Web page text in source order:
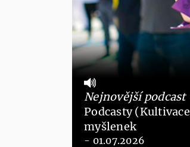
Nejnovější podcast
Podcasty
myšlenek
- 01.07.2026